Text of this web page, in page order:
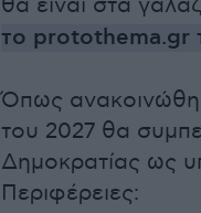
θα είναι στα
το protothema.gr
Όπως
του 2027 θα
Δημοκρατίας ως
Περιφέρειες: